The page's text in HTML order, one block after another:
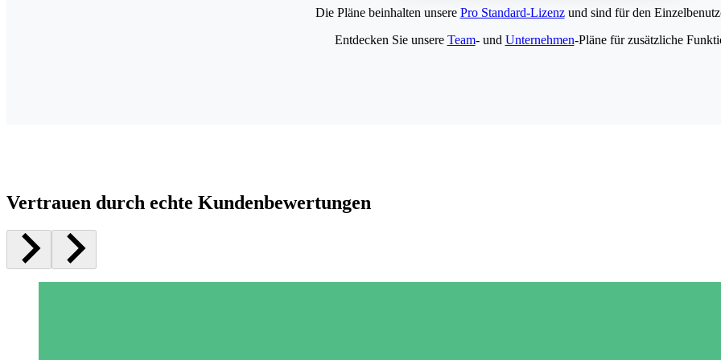
Die Pläne beinhalten unsere Pro Standard-Lizenzund sind für den
Entdecken Sie unsere Team- und Unternehmen-Pläne für zusätzliche
Vertrauen durch echte Kundenbewertungen